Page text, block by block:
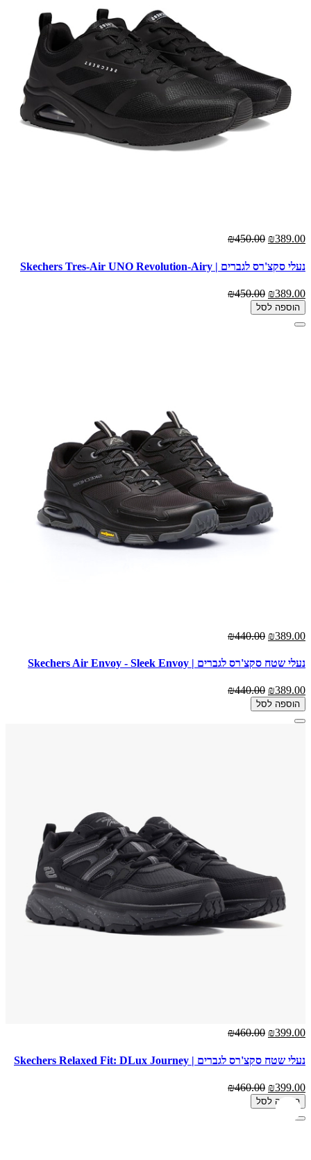
₪389.00
₪450.00
נעלי סקצ'רס לגברים | Skechers Tres-Air UNO Revolution-Airy
₪389.00
₪450.00
הוספה לסל
₪389.00
₪440.00
נעלי שטח סקצ'רס לגברים | Skechers Air Envoy - Sleek Envoy
₪389.00
₪440.00
הוספה לסל
₪399.00
₪460.00
נעלי שטח סקצ'רס לגברים | Skechers Relaxed Fit: DLux Journey
₪399.00
₪460.00
הוספה לסל